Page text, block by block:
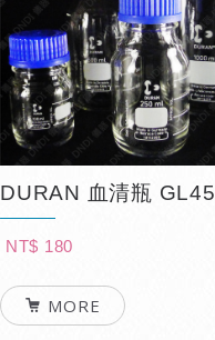
DURAN 血清瓶 GL45
NT$ 180
MORE